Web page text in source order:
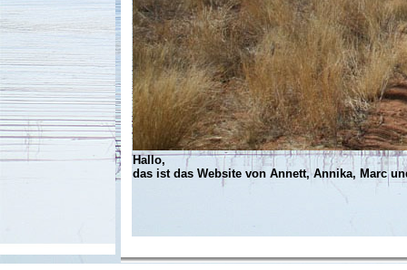
Hallo,
das ist das Website von Annett, Annika, Marc